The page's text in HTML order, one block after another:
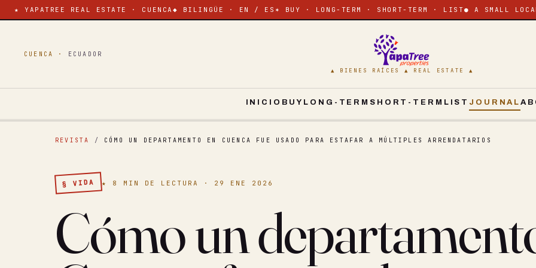
★ YAPATREE REAL ESTATE · CUENCA ◆ BILINGÜE · EN / ES ✶ BUY · LONG-TERM · SHORT-TERM · LIST● A SMALL
CUENCA · ECUADOR
▲ BIENES RAÍCES ▲ REAL ESTATE ▲
INICIO BUY LONG-TERM SHORT-TERM LIST JOURNAL
REVISTA / CÓMO UN DEPARTAMENTO EN CUENCA FUE USADO PARA ESTAFAR A MÚLTIPLES ARRENDATARIOS
§ VIDA ★ 8 MIN DE LECTURA · 29 ENE 2026
Cómo un